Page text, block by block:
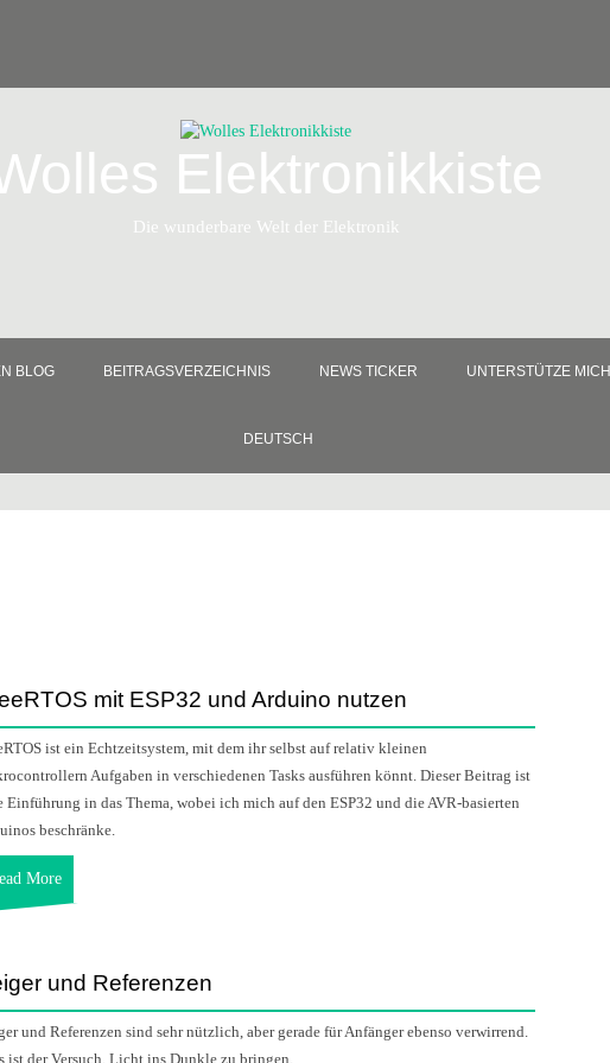
Elektronikkiste
Die wunderbare Welt der Elektronik
BLOG BEITRAGSVERZEICHNIS NEWS TICKER UNTERSTÜTZE MICH
DEUTSCH
mit ESP32 und Arduino nutzen
ist ein Echtzeitsystem, mit dem ihr selbst auf relativ kleinen
Aufgaben in verschiedenen Tasks ausführen könnt. Dieser Beitrag ist
Einführung in das Thema, wobei ich mich auf den ESP32 und die AVR-basierten
beschränke.
More
und Referenzen
und Referenzen sind sehr nützlich, aber gerade für Anfänger ebenso verwirrend.
ist der Versuch, Licht ins Dunkle zu bringen.